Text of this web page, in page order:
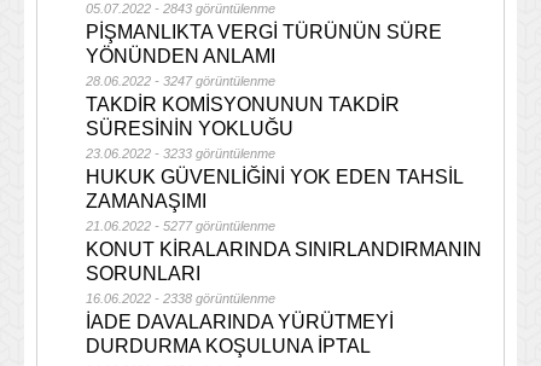
05.07.2022 - 2843 görüntülenme
PİŞMANLIKTA VERGİ TÜRÜNÜN SÜRE
YÖNÜNDEN ANLAMI
28.06.2022 - 3247 görüntülenme
TAKDİR KOMİSYONUNUN TAKDİR
SÜRESİNİN YOKLUĞU
23.06.2022 - 3233 görüntülenme
HUKUK GÜVENLİĞİNİ YOK EDEN TAHSİL
ZAMANAŞIMI
21.06.2022 - 5277 görüntülenme
KONUT KİRALARINDA SINIRLANDIRMANIN
SORUNLARI
16.06.2022 - 2338 görüntülenme
İADE DAVALARINDA YÜRÜTMEYİ
DURDURMA KOŞULUNA İPTAL